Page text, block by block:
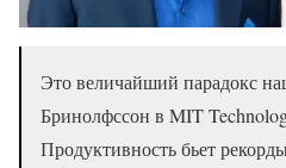
Это величайший парадокс
Бринолфссон в MIT
Продуктивность бьет